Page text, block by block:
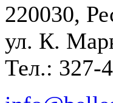
220030,
ул. К.
Тел.: 327-